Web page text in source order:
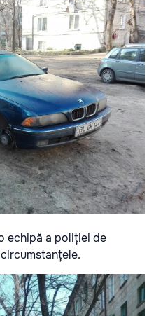
echipă a poliției de